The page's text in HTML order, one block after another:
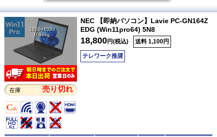
1920×1080
0.96kg
在庫 売り切れ
NEC 【即納パソコン】Lavie PC-GN164Z
EDG (Win11pro64) 5N8
18,800円(税込) 送料 1,100円
テレワーク推奨